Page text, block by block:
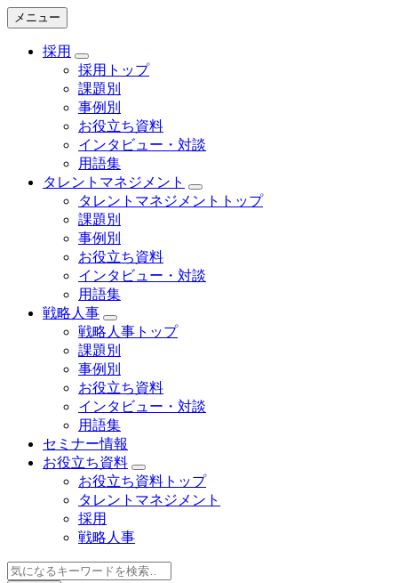
メニュー
採用
採用トップ
課題別
事例別
お役立ち資料
インタビュー・対談
用語集
タレントマネジメント
タレントマネジメントトップ
課題別
事例別
お役立ち資料
インタビュー・対談
用語集
戦略人事
戦略人事トップ
課題別
事例別
お役立ち資料
インタビュー・対談
用語集
セミナー情報
お役立ち資料
お役立ち資料トップ
タレントマネジメント
採用
戦略人事